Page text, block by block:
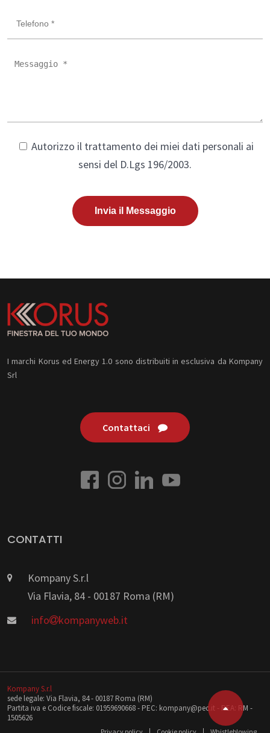
Autorizzo il trattamento dei miei dati personali ai
sensi del D.Lgs 196/2003.
Invia il Messaggio
I marchi Korus ed Energy 1.0 sono distribuiti in esclusiva da Kompany
Srl
Contattaci
CONTATTI
Kompany S.r.l
Via Flavia, 84 - 00187 Roma (RM)
info
kompanyweb.it
Kompany S.r.l
sede legale: Via Flavia, 84 - 00187 Roma (RM)
Partita iva e Codice fiscale: 01959690668 - PEC: kompany@pec.it - REA: RM -
1505626